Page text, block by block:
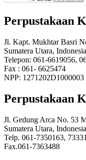
Perpustakaan
Jl. Kapt. Mukhtar Basri
Sumatera Utara, Indonesia
Telepon: 061-6619056,
Fax : 061- 6625474
NPP: 1271202D1000003
Perpustakaan
Jl. Gedung Arca No. 53
Sumatera Utara, Indonesia
Telp. 061-7350163,
Fax.061-7363488